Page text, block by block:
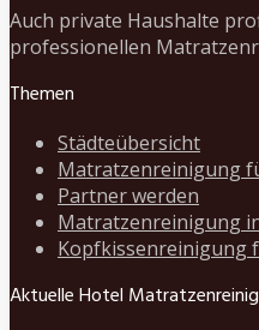
Auch private Haushalte
professionellen
Themen
Städteübersicht
Matratzenreinigung
Partner werden
Matratzenreinigung
Kopfkissenreinigung
Aktuelle Hotel